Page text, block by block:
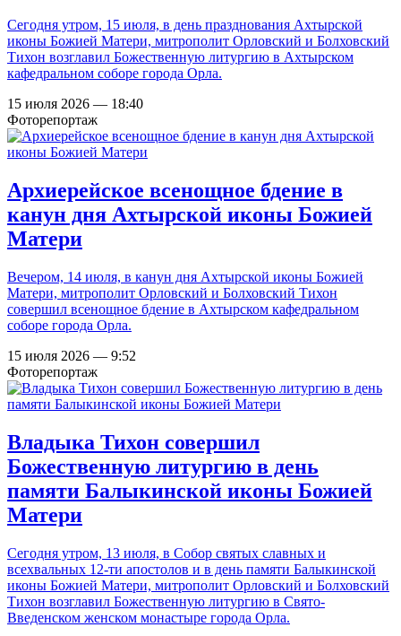
Сегодня утром, 15 июля, в день празднования Ахтырской
иконы Божией Матери, митрополит Орловский и Болховский
Тихон возглавил Божественную литургию в Ахтырском
кафедральном соборе города Орла.
15 июля 2026 — 18:40
Фоторепортаж
Архиерейское всенощное бдение в
канун дня Ахтырской иконы Божией
Матери
Вечером, 14 июля, в канун дня Ахтырской иконы Божией
Матери, митрополит Орловский и Болховский Тихон
совершил всенощное бдение в Ахтырском кафедральном
соборе города Орла.
15 июля 2026 — 9:52
Фоторепортаж
Владыка Тихон совершил
Божественную литургию в день
памяти Балыкинской иконы Божией
Матери
Сегодня утром, 13 июля, в Собор святых славных и
всехвальных 12-ти апостолов и в день памяти Балыкинской
иконы Божией Матери, митрополит Орловский и Болховский
Тихон возглавил Божественную литургию в Свято-
Введенском женском монастыре города Орла.